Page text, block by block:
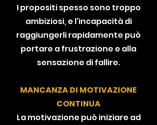
I propositi spesso sono troppo
ambiziosi, e l'incapacità di
raggiungerli rapidamente può
portare a frustrazione e alla
sensazione di fallire.
MANCANZA DI MOTIVAZIONE
CONTINUA
La motivazione può iniziare ad